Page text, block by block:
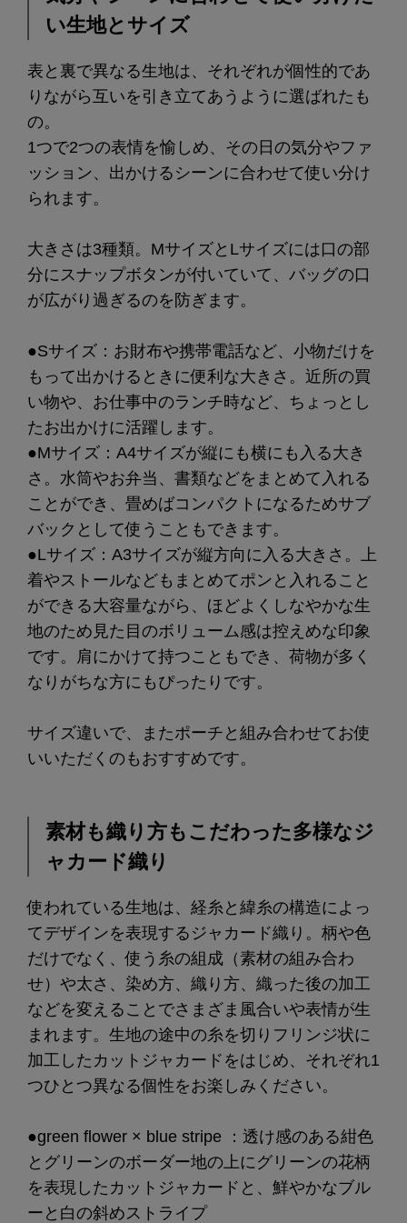
い生地とサイズ
表と裏で異なる生地は、それぞれが個性的であ
りながら互いを引き立てあうように選ばれたも
の。
1つで2つの表情を愉しめ、その日の気分やファ
ッション、出かけるシーンに合わせて使い分け
られます。
大きさは3種類。MサイズとLサイズには口の部
分にスナップボタンが付いていて、バッグの口
が広がり過ぎるのを防ぎます。
●Sサイズ：お財布や携帯電話など、小物だけを
もって出かけるときに便利な大きさ。近所の買
い物や、お仕事中のランチ時など、ちょっとし
たお出かけに活躍します。
●Mサイズ：A4サイズが縦にも横にも入る大き
さ。水筒やお弁当、書類などをまとめて入れる
ことができ、畳めばコンパクトになるためサブ
バックとして使うこともできます。
●Lサイズ：A3サイズが縦方向に入る大きさ。上
着やストールなどもまとめてポンと入れること
ができる大容量ながら、ほどよくしなやかな生
地のため見た目のボリューム感は控えめな印象
です。肩にかけて持つこともでき、荷物が多く
なりがちな方にもぴったりです。
サイズ違いで、またポーチと組み合わせてお使
いいただくのもおすすめです。
素材も織り方もこだわった多様なジ
ャカード織り
使われている生地は、経糸と緯糸の構造によっ
てデザインを表現するジャカード織り。柄や色
だけでなく、使う糸の組成（素材の組み合わ
せ）や太さ、染め方、織り方、織った後の加工
などを変えることでさまざま風合いや表情が生
まれます。生地の途中の糸を切りフリンジ状に
加工したカットジャカードをはじめ、それぞれ1
つひとつ異なる個性をお楽しみください。
●green flower × blue stripe ：透け感のある紺色
とグリーンのボーダー地の上にグリーンの花柄
を表現したカットジャカードと、鮮やかなブル
ーと白の斜めストライプ